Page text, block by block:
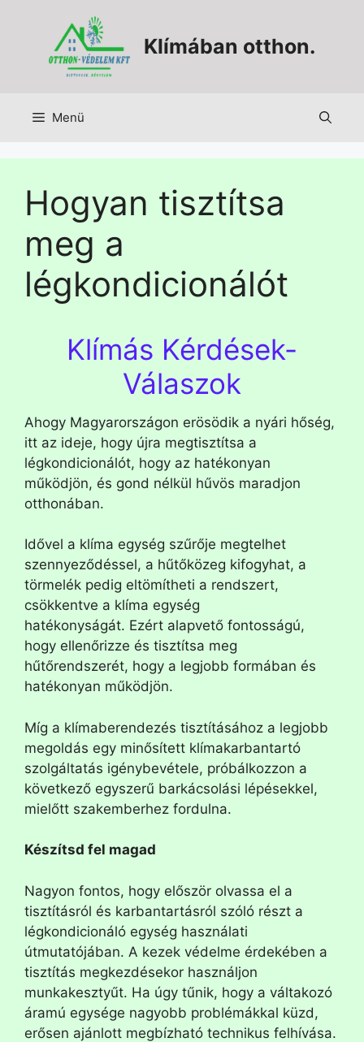
Klímában otthon.
Menü
Hogyan tisztítsa
meg a
légkondicionálót
Klímás Kérdések-
Válaszok
Ahogy Magyarországon erösödik a nyári hőség,
itt az ideje, hogy újra megtisztítsa a
légkondicionálót, hogy az hatékonyan
működjön, és gond nélkül hűvös maradjon
otthonában.
Idővel a klíma egység szűrője megtelhet
szennyeződéssel, a hűtőközeg kifogyhat, a
törmelék pedig eltömítheti a rendszert,
csökkentve a klíma egység
hatékonyságát. Ezért alapvető fontosságú,
hogy ellenőrizze és tisztítsa meg
hűtőrendszerét, hogy a legjobb formában és
hatékonyan működjön.
Míg a klímaberendezés tisztításához a legjobb
megoldás egy minősített klímakarbantartó
szolgáltatás igénybevétele, próbálkozzon a
következő egyszerű barkácsolási lépésekkel,
mielőtt szakemberhez fordulna.
Készítsd fel magad
Nagyon fontos, hogy először olvassa el a
tisztításról és karbantartásról szóló részt a
légkondicionáló egység használati
útmutatójában. A kezek védelme érdekében a
tisztítás megkezdésekor használjon
munkakesztyűt. Ha úgy tűnik, hogy a váltakozó
áramú egysége nagyobb problémákkal küzd,
erősen ajánlott megbízható technikus felhívása.